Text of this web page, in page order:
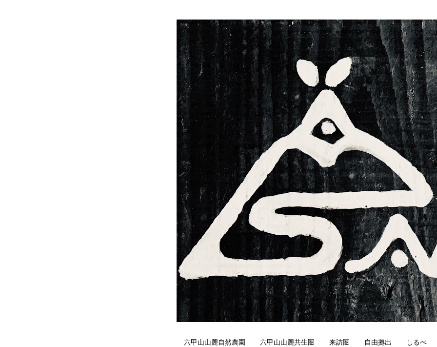
六甲山山麓自然農園 六甲山山麓共生圏 来訪圏 自由拠出 しるべ